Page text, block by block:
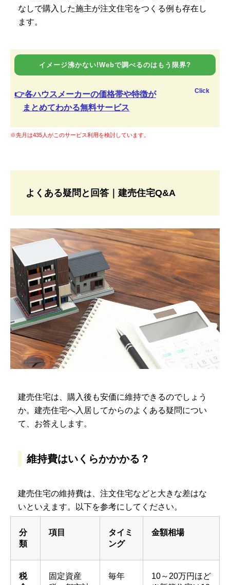
なしで購入した施主が注文住宅をつくる例も存在し
ます。
イメージ沸かない!Webで調べるのはもう限界?
👉各ハウスメーカーの価格帯や特徴が
まとめてわかる無料サービス
Click
※先月は435人がこのサービス利用を検討しています。
よくある疑問と回答｜建売住宅Q&A
建売住宅は、購入後も安価に維持できるのでしょう
か。建売住宅へ入居してからのよくある疑問につい
て、お答えします。
維持費はいくらかかかる？
建売住宅の維持費は、注文住宅などと大きな差はな
いといえます。以下を参考にしてください。
分
類
項目
タイミ
ング
金額相場
税
固定資産
毎年
10～20万円ほど